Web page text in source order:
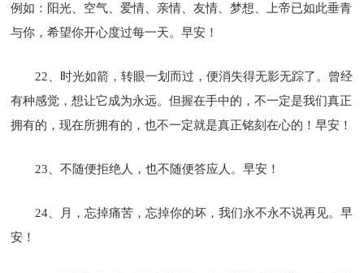
例如：阳光、空气、爱情、亲情、友情、梦想、上帝已如此垂青
与你，希望你开心度过每一天。早安！
22、时光如箭，转眼一划而过，便消失得无影无踪了。曾经
有种感觉，想让它成为永远。但握在手中的，不一定是我们真正
拥有的，现在所拥有的，也不一定就是真正铭刻在心的！早安！
23、不随便拒绝人，也不随便答应人。早安！
24、月，忘掉痛苦，忘掉你的坏，我们永不永不说再见。早
安！